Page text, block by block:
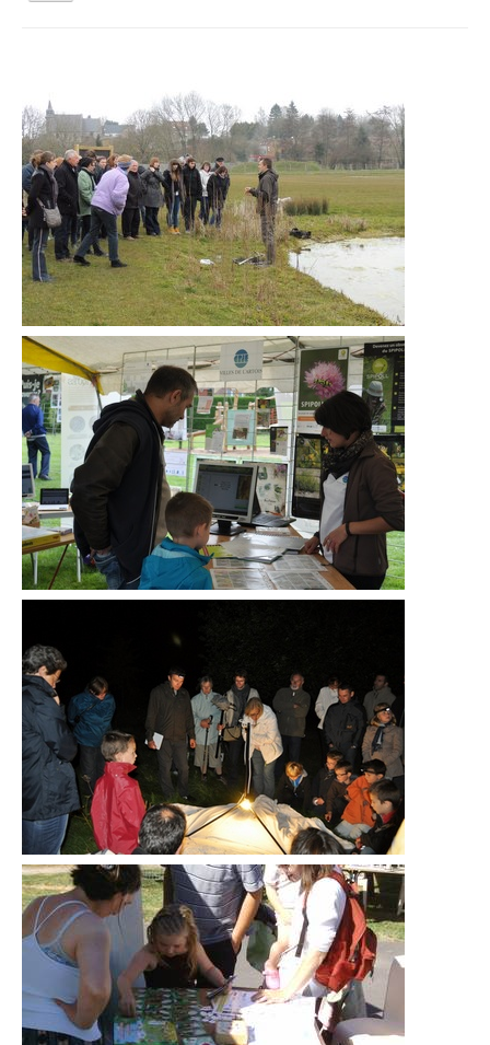
la
Qui sommes nous ?
Activités tout public
Animations et éducation
Accompagnement du territoire et ingénierie
Espace Info Energie
Guide Nature Patrimoine Volontaire (GNPV)
Centre de Ressources du Territoire (CRT)
Contact
Bienvenue dans Mon Jardin au Naturel (BMJN)